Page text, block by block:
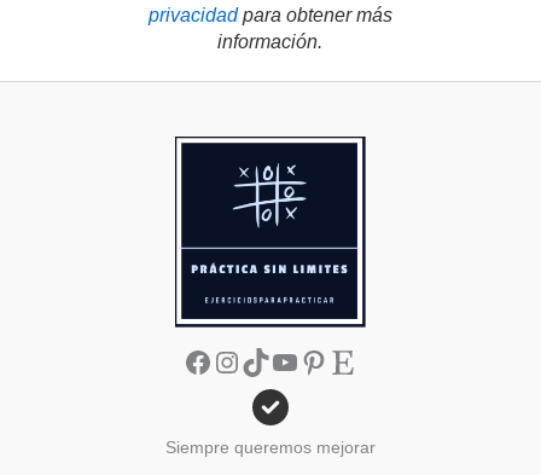
privacidadpara obtener más
información.
Facebook
Instagram
TikTok
YouTube
Pinterest
Etsy
Siempre queremos mejorar